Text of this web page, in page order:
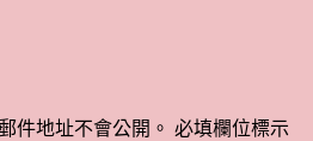
件地址不會公開。 必填欄位標示